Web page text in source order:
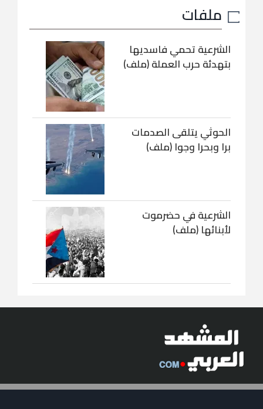
ملفات
الشرعية تحمي فاسديها
بتهدئة حرب العملة (ملف)
الحوثي يتلقى الصدمات
برا وبحرا وجوا (ملف)
الشرعية في حضرموت
لأبنائها (ملف)